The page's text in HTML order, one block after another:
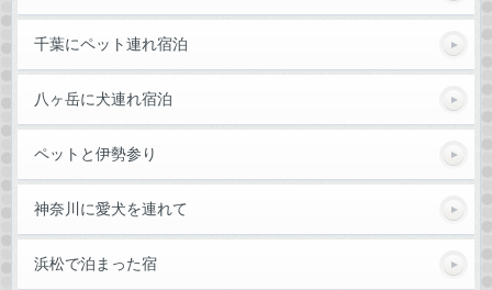
千葉にペット連れ宿泊
八ヶ岳に犬連れ宿泊
ペットと伊勢参り
神奈川に愛犬を連れて
浜松で泊まった宿